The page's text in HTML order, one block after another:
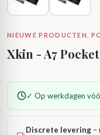
NIEUWE PRODUCTEN,
Xkin - A7
✓ Op werkdagen
Discrete levering –